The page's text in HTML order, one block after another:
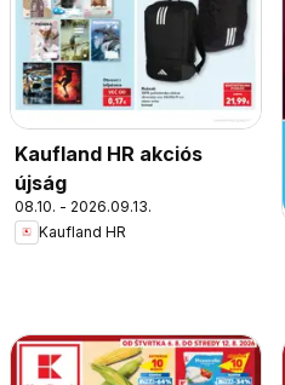
Kaufland HR akciós
újság
08.10. - 2026.09.13.
Kaufland HR